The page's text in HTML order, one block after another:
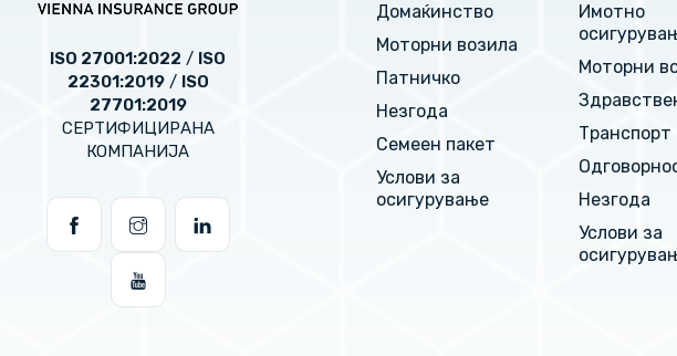
ISO 27001:2022 / ISO
22301:2019/ ISO
27701:2019
СЕРТИФИЦИРАНА
КОМПАНИЈА
Домаќинство
Моторни возила
Патничко
Незгода
Семеен пакет
Услови за
осигурување
Имотно
Моторни
Транспорт
Незгода
Услови за